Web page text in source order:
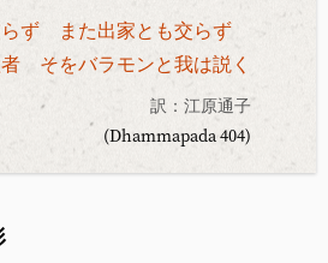
ず また出家とも交らず
そをバラモンと我は説く
訳：江原通子
(Dhammapada 404)